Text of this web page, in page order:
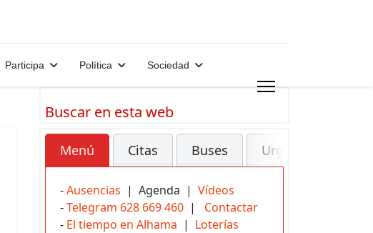
Participa Política Sociedad
Buscar en esta web
Menú Citas Buses Urgencias
-Ausencias | Agenda | Vídeos
-Telegram 628 669 460 | Contactar
- El tiempo en Alhama | Loterías